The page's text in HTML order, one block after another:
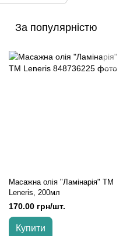
За популярністю
Масажна олія "Ламінарія" TM
Leneris, 200мл
170.00 грн/шт.
Купити